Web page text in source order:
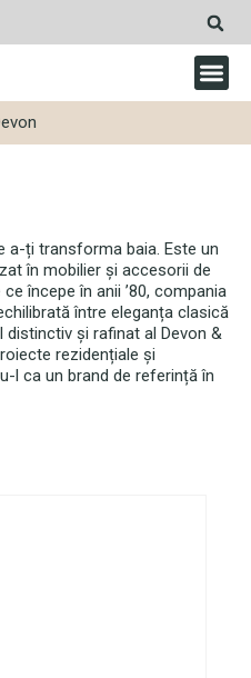
a-ți transforma baia. Este un
în mobilier și accesorii de
începe în anii ’80, compania
între eleganța clasică
și rafinat al Devon &
rezidențiale și
l ca un brand de referință în